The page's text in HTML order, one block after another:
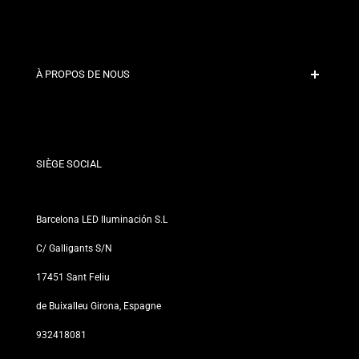
Contact
À PROPOS DE NOUS
Nos Magasins
SIÈGE SOCIAL
Barcelona LED Iluminación S.L
C/ Galligants S/N
17451 Sant Feliu
de Buixalleu Girona, Espagne
932418081